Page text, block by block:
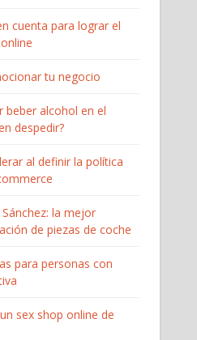
cuenta para lograr el
tu negocio
beber alcohol en el
despedir?
al definir la política
la mejor
de piezas de coche
para personas con
sex shop online de